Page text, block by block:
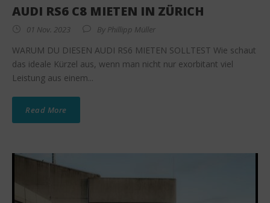
AUDI RS6 C8 MIETEN IN ZÜRICH
01 Nov. 2023 By Phillipp Müller
WARUM DU DIESEN AUDI RS6 MIETEN SOLLTEST Wie schaut
das ideale Kürzel aus, wenn man nicht nur exorbitant viel
Leistung aus einem...
Read More